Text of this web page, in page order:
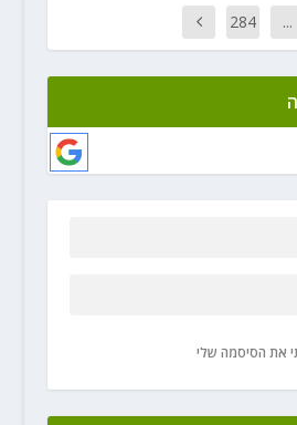
...
284
את הסיסמה שלי